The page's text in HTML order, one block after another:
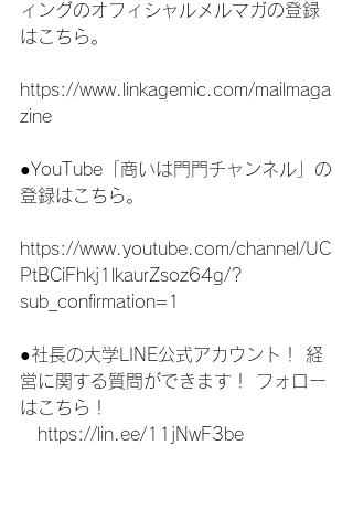
ィングのオフィシャルメルマガの登録
はこちら。
https://www.linkagemic.com/mailmaga
zine
●YouTube「商いは門門チャンネル」の
登録はこちら。
https://www.youtube.com/channel/UC
PtBCiFhkj1lkaurZsoz64g/?
sub_confirmation=1
●社長の大学LINE公式アカウント！ 経
営に関する質問ができます！ フォロー
はこちら！
https://lin.ee/11jNwF3be